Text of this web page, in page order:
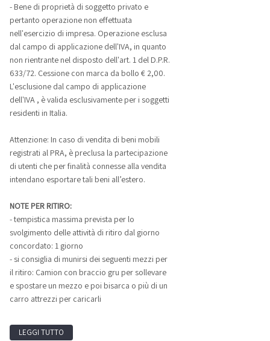
- Bene di proprietà di soggetto privato e
pertanto operazione non effettuata
nell'esercizio di impresa. Operazione esclusa
dal campo di applicazione dell'IVA, in quanto
non rientrante nel disposto dell'art. 1 del D.P.R.
633/72. Cessione con marca da bollo € 2,00.
L'esclusione dal campo di applicazione
dell'IVA , è valida esclusivamente per i soggetti
residenti in Italia.
Attenzione: In caso di vendita di beni mobili
registrati al PRA, è preclusa la partecipazione
di utenti che per finalità connesse alla vendita
intendano esportare tali beni all’estero.
NOTE PER RITIRO:
- tempistica massima prevista per lo
svolgimento delle attività di ritiro dal giorno
concordato: 1 giorno
- si consiglia di munirsi dei seguenti mezzi per
il ritiro: Camion con braccio gru per sollevare
e spostare un mezzo e poi bisarca o più di un
carro attrezzi per caricarli
LEGGI TUTTO